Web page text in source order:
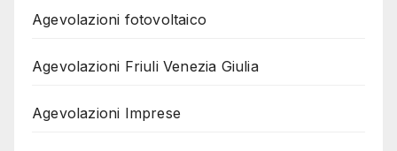
Agevolazioni fotovoltaico
Agevolazioni Friuli Venezia Giulia
Agevolazioni Imprese